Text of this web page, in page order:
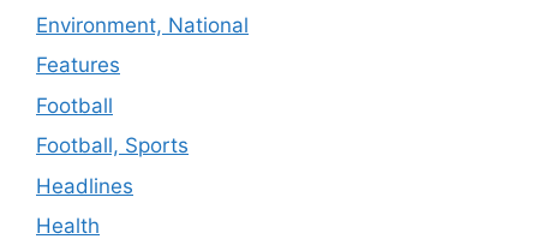
Environment, National
Features
Football
Football, Sports
Headlines
Health